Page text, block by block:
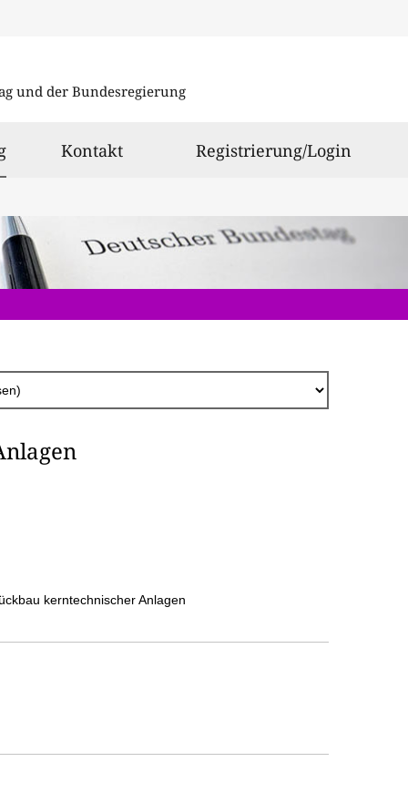
und der Bundesregierung
ausgewählt
Kontakt Registrierung/Login
kerntechnischer Anlagen